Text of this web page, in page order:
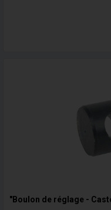
"Boulon de réglage -